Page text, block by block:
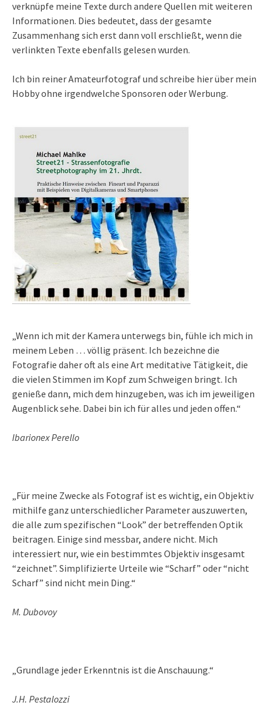
verknüpfe meine Texte durch andere Quellen mit weiteren
Informationen. Dies bedeutet, dass der gesamte
Zusammenhang sich erst dann voll erschließt, wenn die
verlinkten Texte ebenfalls gelesen wurden.
Ich bin reiner Amateurfotograf und schreibe hier über mein
Hobby ohne irgendwelche Sponsoren oder Werbung.
„Wenn ich mit der Kamera unterwegs bin, fühle ich mich in
meinem Leben … völlig präsent. Ich bezeichne die
Fotografie daher oft als eine Art meditative Tätigkeit, die
die vielen Stimmen im Kopf zum Schweigen bringt. Ich
genieße dann, mich dem hinzugeben, was ich im jeweiligen
Augenblick sehe. Dabei bin ich für alles und jeden offen.“
Ibarionex Perello
„Für meine Zwecke als Fotograf ist es wichtig, ein Objektiv
mithilfe ganz unterschiedlicher Parameter auszuwerten,
die alle zum spezifischen “Look” der betreffenden Optik
beitragen. Einige sind messbar, andere nicht. Mich
interessiert nur, wie ein bestimmtes Objektiv insgesamt
“zeichnet”. Simplifizierte Urteile wie “Scharf” oder “nicht
Scharf” sind nicht mein Ding.“
M. Dubovoy
„Grundlage jeder Erkenntnis ist die Anschauung.“
J.H. Pestalozzi